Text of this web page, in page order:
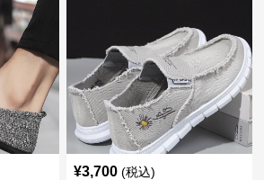
¥3,700 (税込)